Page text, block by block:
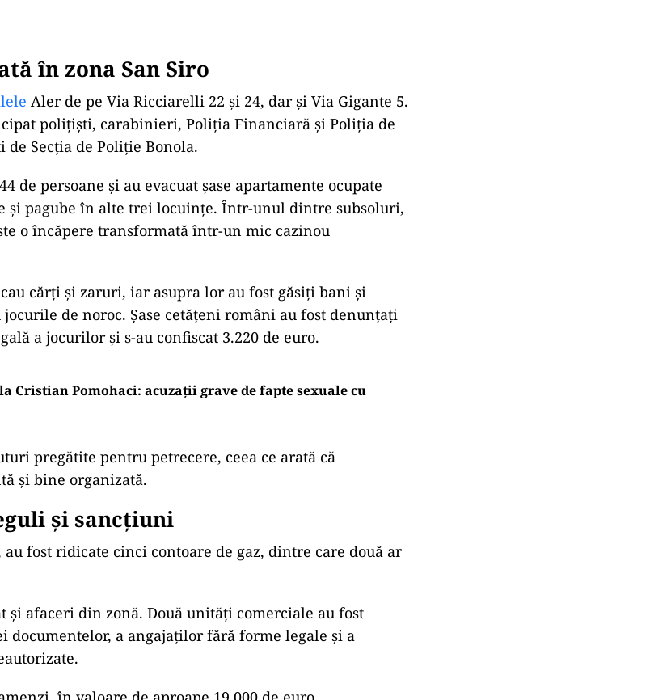
în zona San Siro
Aler de pe Via Ricciarelli 22 și 24, dar și Via Gigante 5.
polițiști, carabinieri, Poliția Financiară și Poliția de
Secția de Poliție Bonola.
de persoane și au evacuat șase apartamente ocupate
și pagube în alte trei locuințe. Într-unul dintre subsoluri,
o încăpere transformată într-un mic cazinou
cărți și zaruri, iar asupra lor au fost găsiți bani și
de noroc. Șase cetățeni români au fost denunțați
a jocurilor și s-au confiscat 3.220 de euro.
Cristian Pomohaci: acuzații grave de fapte sexuale cu
pregătite pentru petrecere, ceea ce arată că
și bine organizată.
și sancțiuni
fost ridicate cinci contoare de gaz, dintre care două ar
afaceri din zonă. Două unități comerciale au fost
documentelor, a angajaților fără forme legale și a